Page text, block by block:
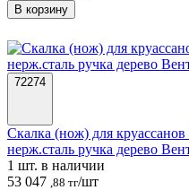
В корзину
72274
Скалка (нож) для
нерж.сталь ручка дерево
1 шт. в наличии
53 047 ,88 тг/шт